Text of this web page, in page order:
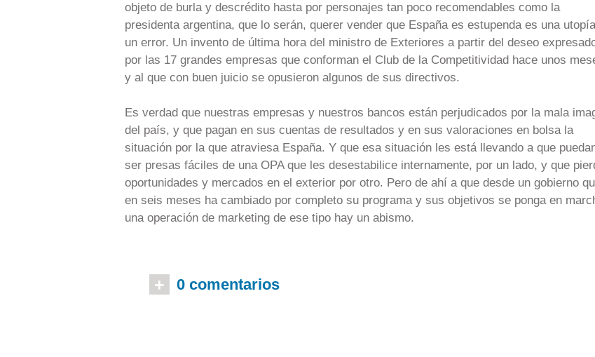
objeto de burla y descrédito hasta por personajes tan poco recomendables como la
presidenta argentina, que lo serán, querer vender que España es estupenda es una
un error. Un invento de última hora del ministro de Exteriores a partir del deseo
por las 17 grandes empresas que conforman el Club de la Competitividad hace unos
y al que con buen juicio se opusieron algunos de sus directivos.
Es verdad que nuestras empresas y nuestros bancos están perjudicados por la mala
del país, y que pagan en sus cuentas de resultados y en sus valoraciones en bolsa la
situación por la que atraviesa España. Y que esa situación les está llevando a que
ser presas fáciles de una OPA que les desestabilice internamente, por un lado, y que
oportunidades y mercados en el exterior por otro. Pero de ahí a que desde un gobierno
en seis meses ha cambiado por completo su programa y sus objetivos se ponga en
una operación de marketing de ese tipo hay un abismo.
+ 0 comentarios